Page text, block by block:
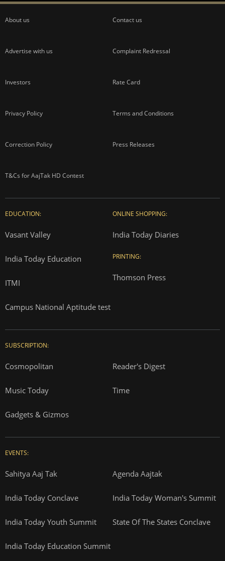
About us Contact us
Advertise with us Complaint Redressal
Investors Rate Card
Privacy Policy Terms and Conditions
Correction Policy Press Releases
T&Cs for AajTak HD Contest
EDUCATION:
Vasant Valley
India Today Education
ITMI
Campus National Aptitude test
ONLINE SHOPPING:
India Today Diaries
PRINTING:
Thomson Press
SUBSCRIPTION:
Cosmopolitan Reader's Digest
Music Today Time
Gadgets & Gizmos
EVENTS:
Sahitya Aaj Tak Agenda Aajtak
India Today Conclave India Today Woman's Summit
India Today Youth Summit State Of The States Conclave
India Today Education Summit